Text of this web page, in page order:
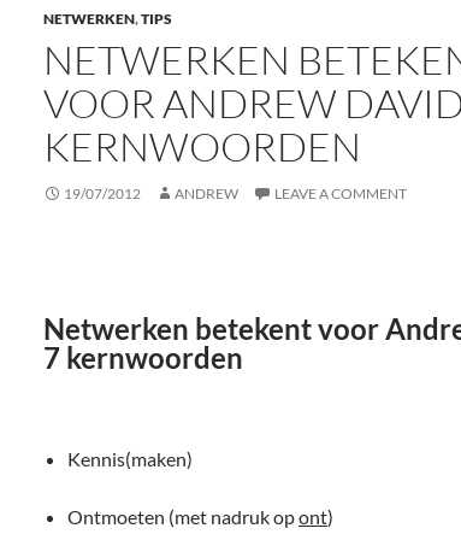
NETWERKEN,TIPS
NETWERKEN
VOOR ANDREW
KERNWOORDEN
19/07/2012 ANDREW LEAVE A COMMENT
Netwerken betekent voor
7 kernwoorden
Kennis(maken)
Ontmoeten (met nadruk opont)